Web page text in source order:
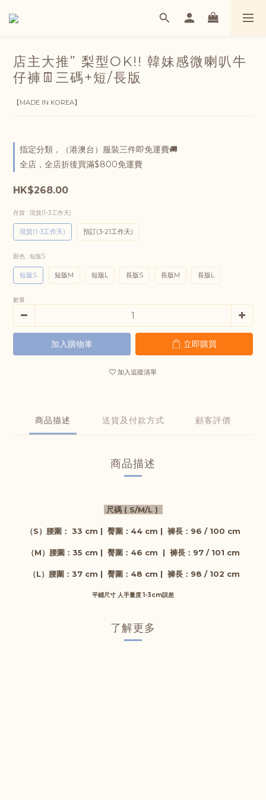
店主大推” 梨型OK!! 韓妹感微喇叭牛
仔褲👖三碼+短/長版
【MADE IN KOREA】
指定分類，（港澳台）服裝三件即免運費🚚
全店，全店折後買滿$800免運費
HK$268.00
存貨 : 現貨(1-3工作天)
現貨(1-3工作天) 預訂(3-21工作天)
顏色 : 短版S
短版S 短版M 短版L 長版S 長版M 長版L
數量
加入購物車 立即購買
加入追蹤清單
商品描述 送貨及付款方式 顧客評價
商品描述
尺碼 ( S/M/L )
（S） 腰圍 ： 33 cm | 臀圍 ：44 cm | 褲長 ：96 / 100 cm
（M） 腰圍 ：35 cm | 臀圍 ：46 cm | 褲長：97 / 101 cm
（L） 腰圍 ：37 cm | 臀圍 ：48 cm | 褲長 ：98 / 102 cm
平鋪尺寸 人手量度 1-3cm誤差
了解更多